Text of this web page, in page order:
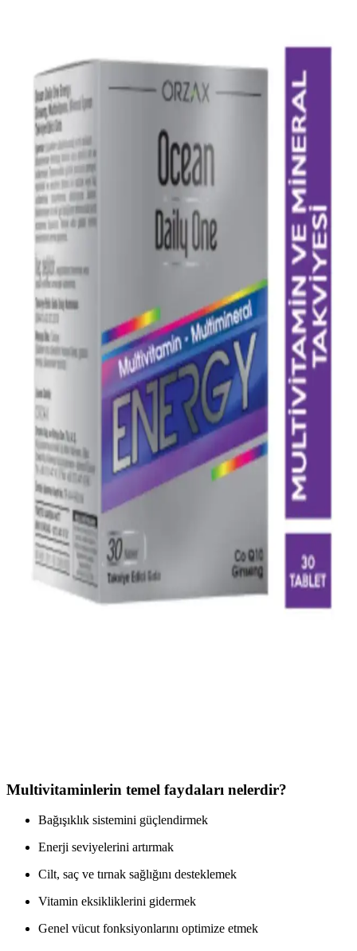
Sağlıklı yaşamın temel taşlarından biri olan multivitaminler, vücudun
ihtiyaç duyduğu vitamin ve mineralleri tek kapsülde sunar. Doğru
seçimiyle bağışıklık ve enerji seviyeleri artar.
Pharmaton Nedir ve Günlük Enerji ile Bağışıklık
Destekleyici Özellikleri
Pharmaton, enerji ve bağışıklık desteği sağlayan multivitamin ve
mineral takviyesidir. Ginseng ve vitaminler içerir, günlük kullanım
kolaylığı sunar, güvenilir ve klinik olarak desteklenmiştir.
Orzax Sağlıklı Yaşam ve Güzellik Ürünleri: Doğal
İçeriklerle Güçlü ve Güvenilir Tercih
Orzax, doğal içeriklerle formüle edilmiş sağlık ve güzellik
ürünleriyle hem içten gelen güzelliği hem de sağlığı destekler, uygun
fiyat ve yüksek kalite sunar.
Multivitaminlerin Kozmetik ve Sağlık Üzerindeki
Etkileri Bilimsel Yaklaşımla İnceleniyor
Multivitaminler, cilt, saç ve tırnak sağlığını desteklerken yaşlanma
belirtilerini geciktirir. Doğru ürün seçimi ve düzenli kullanım önemli,
uzman tavsiyesi alınmalı.
Kozmetik Ürünlerde Multivitaminlerin Kullanımı ve
Sağladığı Faydalar Hakkında Güncel Bilgiler
Kozmetik ürünlerde multivitaminlerin rolü, içerikleri ve etkileri
hakkında bilinmeyenler ve bilimsel bilgiler. Cilt sağlığını koruyan
vitaminlerin kullanımı ve gelecekteki araştırma alanları.
Orzax Multivitaminin Güzellik ve Cilt Sağlığı
Üzerindeki Etkileri Analizi
Orzax multivitaminin içerikleri ve güzellik üzerindeki olası etkileri
Multivitaminlerin temel faydaları nelerdir?
Bağışıklık sistemini güçlendirmek
Enerji seviyelerini artırmak
Cilt, saç ve tırnak sağlığını desteklemek
Vitamin eksikliklerini gidermek
Genel vücut fonksiyonlarını optimize etmek